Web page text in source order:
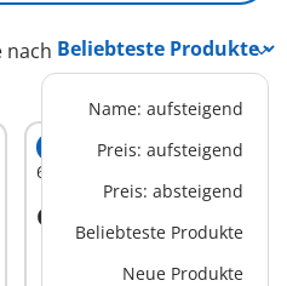
nach
Name: aufsteigend
Preis: aufsteigend
Preis: absteigend
Beliebteste Produkte
Neue Produkte
EXKLUSIV XS
6590 - Drei Gladiatoren
CHF 10,50
In den Warenkorb